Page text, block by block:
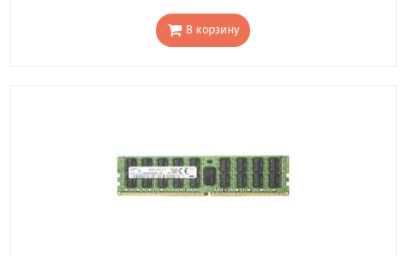
В корзину